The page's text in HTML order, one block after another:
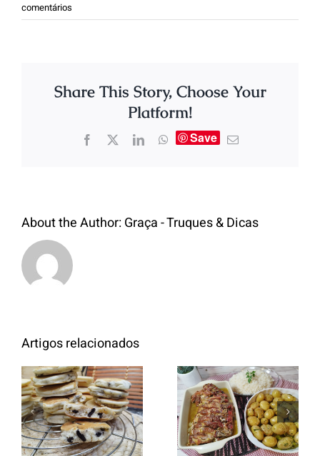
comentários
Share This Story, Choose Your
Platform!
Save
About the Author:Graça - Truques & Dicas
Artigos relacionados
Panquecas
com Oreo
Entrecosto
italiano c/
batata a
murro e